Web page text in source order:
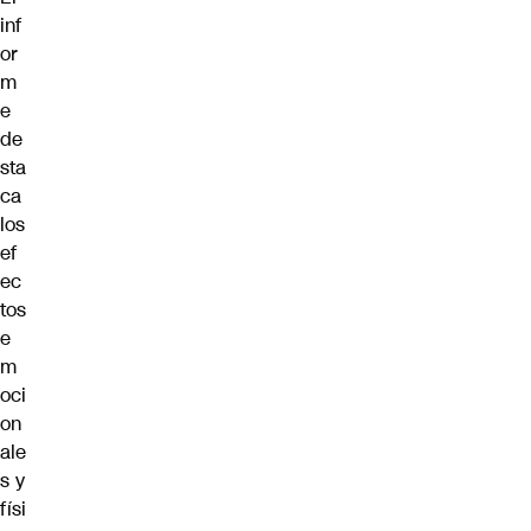
inf
or
m
e
de
sta
ca
los
ef
ec
tos
e
m
oci
on
ale
s y
físi